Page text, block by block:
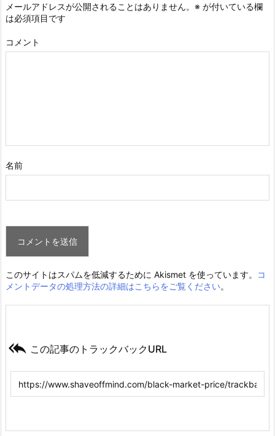
メールアドレスが公開されることはありません。 ※ が付いている欄
は必須項目です
コメント
名前
このサイトはスパムを低減するために Akismet を使っています。
コ
メントデータの処理方法の詳細はこちらをご覧ください。
 この記事のトラックバックURL